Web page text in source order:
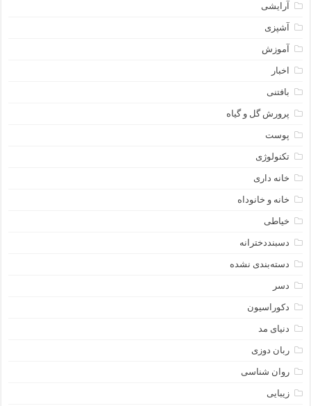
آرایشی
آشپزی
آموزش
اخبار
بافتنی
پرورش گل و گیاه
پوست
تکنولوژی
خانه داری
خانه و خانوداه
خیاطی
دسبنددخترانه
دسته‌بندی نشده
دسر
دکوراسیون
دنیای مد
ربان دوزی
روان شناسی
زیبایی